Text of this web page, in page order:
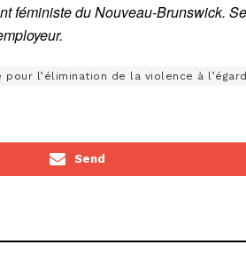
féministe du Nouveau-Brunswick.
l’élimination de la violence à
Send